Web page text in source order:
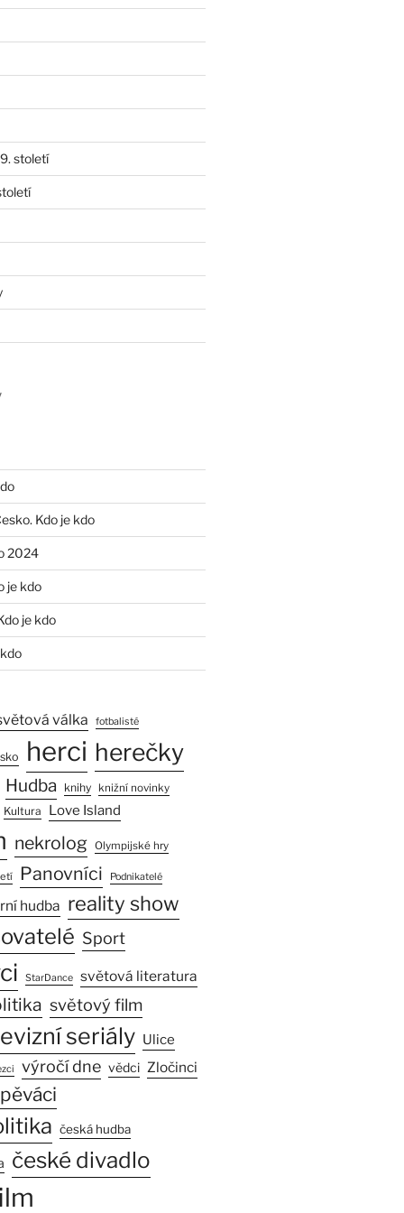
století
Kdo je kdo
2024
je kdo
je kdo
válka fotbalisté
herci herečky
Hudba knihy knižní novinky
Kultura Love Island
nekrolog Olympijské hry
Panovníci Podnikatelé
hudba reality show
Sport
StarDance světová literatura
světový film
seriály Ulice
výročí dne vědci Zločinci
česká hudba
české divadlo